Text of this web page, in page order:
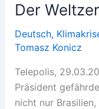
Der
Deutsch,
Tomasz Konicz
Telepolis,
Präsident
nicht nur